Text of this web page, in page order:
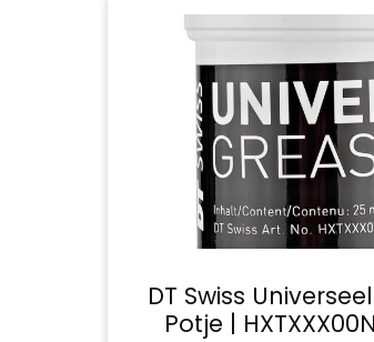
€ 13,50.€
DT Swiss
Potje |